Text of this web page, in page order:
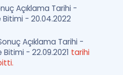
Açıklama Tarihi -
Bitimi - 20.04.2022
Açıklama Tarihi -
Bitimi - 22.09.2021 tarihi